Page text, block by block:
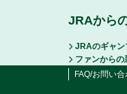
JRAから
JRAのギャン
ファンから
FAQ/お問い